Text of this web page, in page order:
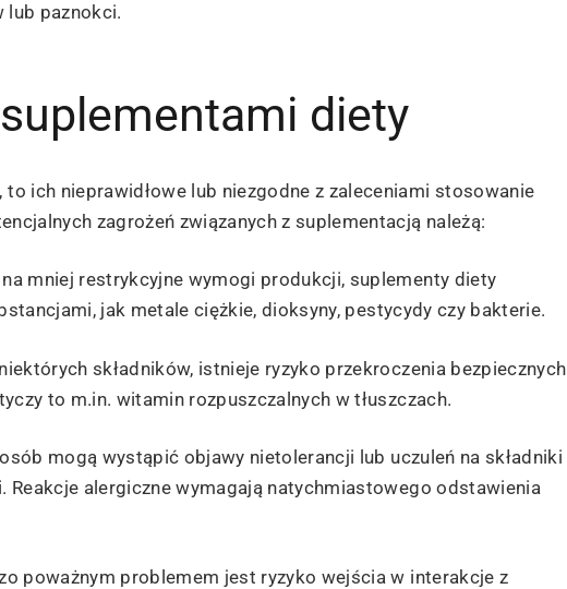
lub paznokci.
diety
ich nieprawidłowe lub niezgodne z zaleceniami stosowanie
zagrożeń związanych z suplementacją należą:
mniej restrykcyjne wymogi produkcji, suplementy diety
jak metale ciężkie, dioksyny, pestycydy czy bakterie.
składników, istnieje ryzyko przekroczenia bezpiecznych
to m.in. witamin rozpuszczalnych w tłuszczach.
mogą wystąpić objawy nietolerancji lub uczuleń na składniki
Reakcje alergiczne wymagają natychmiastowego odstawienia
poważnym problemem jest ryzyko wejścia w interakcje z